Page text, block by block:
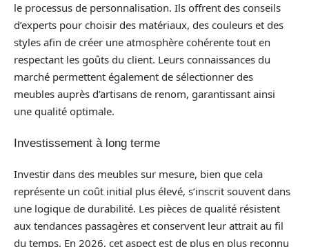
le processus de personnalisation. Ils offrent des conseils
d’experts pour choisir des matériaux, des couleurs et des
styles afin de créer une atmosphère cohérente tout en
respectant les goûts du client. Leurs connaissances du
marché permettent également de sélectionner des
meubles auprès d’artisans de renom, garantissant ainsi
une qualité optimale.
Investissement à long terme
Investir dans des meubles sur mesure, bien que cela
représente un coût initial plus élevé, s’inscrit souvent dans
une logique de durabilité. Les pièces de qualité résistent
aux tendances passagères et conservent leur attrait au fil
du temps. En 2026, cet aspect est de plus en plus reconnu